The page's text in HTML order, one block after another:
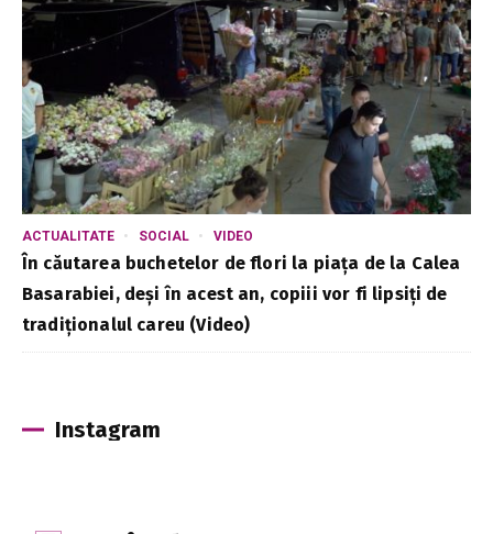
ACTUALITATE SOCIAL VIDEO
În căutarea buchetelor de flori la piața de la Calea
Basarabiei, deși în acest an, copiii vor fi lipsiți de
tradiționalul careu (Video)
Instagram